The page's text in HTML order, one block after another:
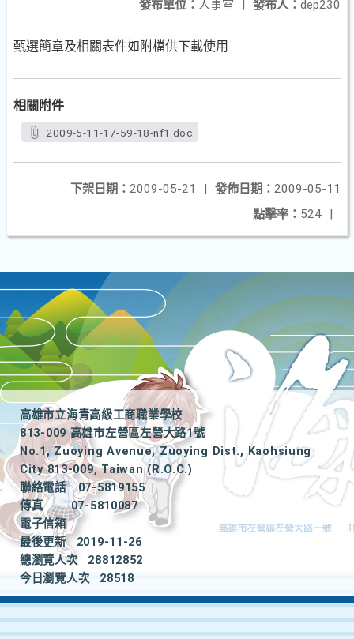
發布人： dep230
發布單位： 人事室 |
甄選簡章及相關表件如附檔供下載使用
相關附件
2009-5-11-17-59-18-nf1.doc
發佈日期： 2009-05-11
下架日期： 2009-05-21
|
點擊率： 524 |
高雄市立海青高級工商職業學校
813-009 高雄市左營區左營大路1號
No.1, Zuoying Avenue, Zuoying Dist., Kaohsiung
City 813-009, Taiwan (R.O.C.)
聯絡電話
07-5819155
|
傳真
07-5810087
電子信箱
最後更新
2019-11-26
總瀏覽人次
28812852
今日瀏覽人次
28518